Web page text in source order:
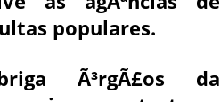
populares.
Ã³rgÃ£os da